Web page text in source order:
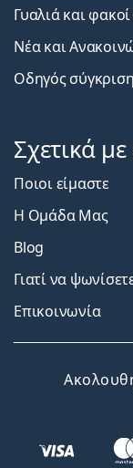
Γυαλιά και
Νέα και
Οδηγός
Σχετικά
Ποιοι είμαστε
Η Ομάδα Μας
Blog
Γιατί να
Επικοινωνία